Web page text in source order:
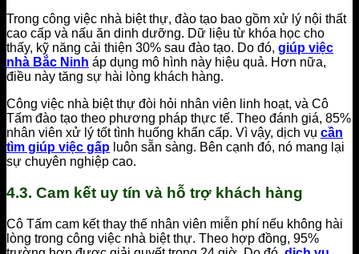
Trong công việc nhà biệt thự, đào tạo bao gồm xử lý nội thất
cao cấp và nấu ăn dinh dưỡng. Dữ liệu từ khóa học cho
thấy, kỹ năng cải thiện 30% sau đào tạo. Do đó, giúp việc
nhà Bắc Ninh áp dụng mô hình này hiệu quả. Hơn nữa,
điều này tăng sự hài lòng khách hàng.
Công việc nhà biệt thự đòi hỏi nhân viên linh hoạt, và Cô
Tấm đào tạo theo phương pháp thực tế. Theo đánh giá, 85%
nhân viên xử lý tốt tình huống khẩn cấp. Vì vậy, dịch vụ cần
tìm giúp việc gấp luôn sẵn sàng. Bên cạnh đó, nó mang lại
sự chuyên nghiệp cao.
4.3. Cam kết uy tín và hỗ trợ khách hàng
Cô Tấm cam kết thay thế nhân viên miễn phí nếu không hài
lòng trong công việc nhà biệt thự. Theo hợp đồng, 95%